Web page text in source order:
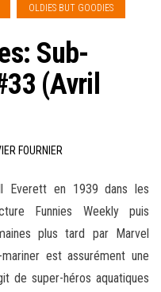
OLDIES BUT GOODIES
Sub-
(Avril
FOURNIER
Everett en 1939 dans les
Funnies Weekly puis
plus tard par Marvel
est assurément une
de super-héros aquatiques